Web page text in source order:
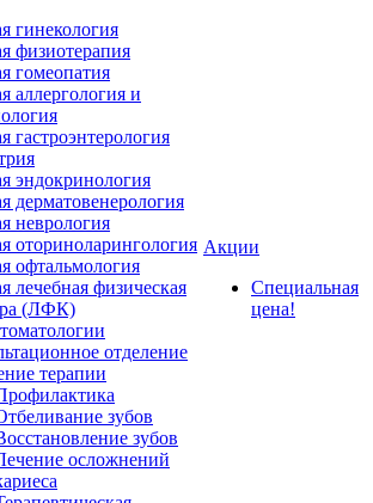
гинекология
физиотерапия
гомеопатия
аллергология и
гастроэнтерология
эндокринология
дерматовенерология
неврология
оториноларингология
офтальмология
лечебная физическая
(ЛФК)
отделение
терапии
зубов
зубов
осложнений
Акции
Специальная
цена!